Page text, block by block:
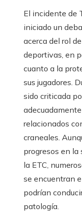
El incidente de
iniciado un
acerca del rol
deportivas, en
cuanto a la
sus jugadores.
sido criticada
relacionados
craneales.
progresos en
la ETC,
se encuentran
podrían
patología.